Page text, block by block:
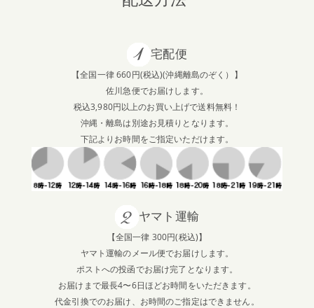
宅配便
【全国一律 660円(税込)(沖縄離島のぞく）】
佐川急便でお届けします。
税込3,980円以上のお買い上げで送料無料！
沖縄・離島は別途お見積りとなります。
下記よりお時間をご指定いただけます。
ヤマト運輸
【全国一律 300円(税込)】
ヤマト運輸のメール便でお届けします。
ポストへの投函でお届け完了となります。
お届けまで最長4〜6日ほどお時間をいただきます。
代金引換でのお届け、お時間のご指定はできません。